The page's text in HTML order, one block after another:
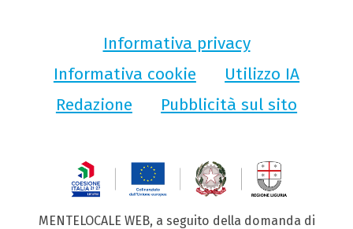
Informativa privacy
Informativa cookie
Utilizzo IA
Redazione
Pubblicità sul sito
MENTELOCALE WEB, a seguito della domanda di